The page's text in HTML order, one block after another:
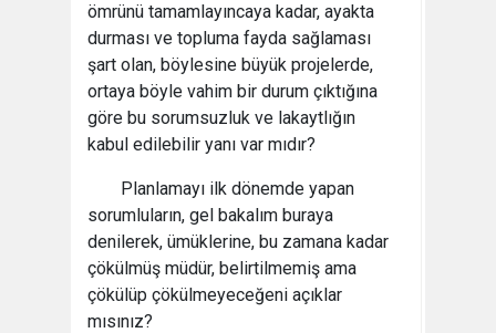
ömrünü tamamlayıncaya kadar, ayakta
durması ve topluma fayda sağlaması
şart olan, böylesine büyük projelerde,
ortaya böyle vahim bir durum çıktığına
göre bu sorumsuzluk ve lakaytlığın
kabul edilebilir yanı var mıdır?
Planlamayı ilk dönemde yapan
sorumluların, gel bakalım buraya
denilerek, ümüklerine, bu zamana kadar
çökülmüş müdür, belirtilmemiş ama
çökülüp çökülmeyeceğeni açıklar
mısınız?